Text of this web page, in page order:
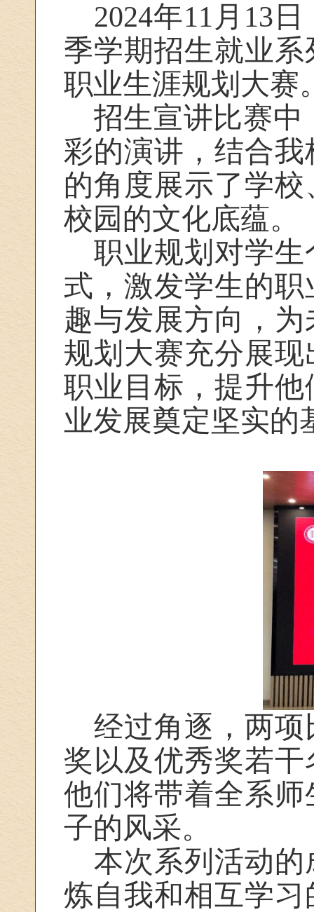
2024年11月13
季学期招生就业
职业生涯规划大赛
招生宣讲比赛中
彩的演讲，结合
的角度展示了学
校园的文化底蕴。
职业规划对学
式，激发学生的
趣与发展方向，
规划大赛充分展
职业目标，提升
业发展奠定坚实的
经过角逐，两
奖以及优秀奖若
他们将带着全系
子的风采。
本次系列活动
炼自我和相互学